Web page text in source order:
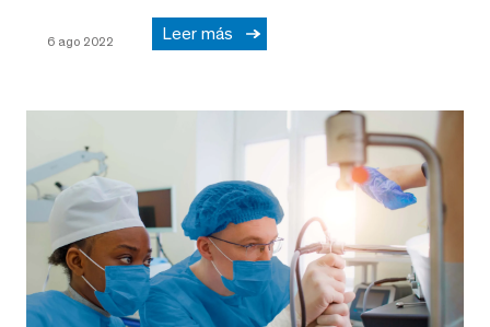
6 ago 2022 Leer más